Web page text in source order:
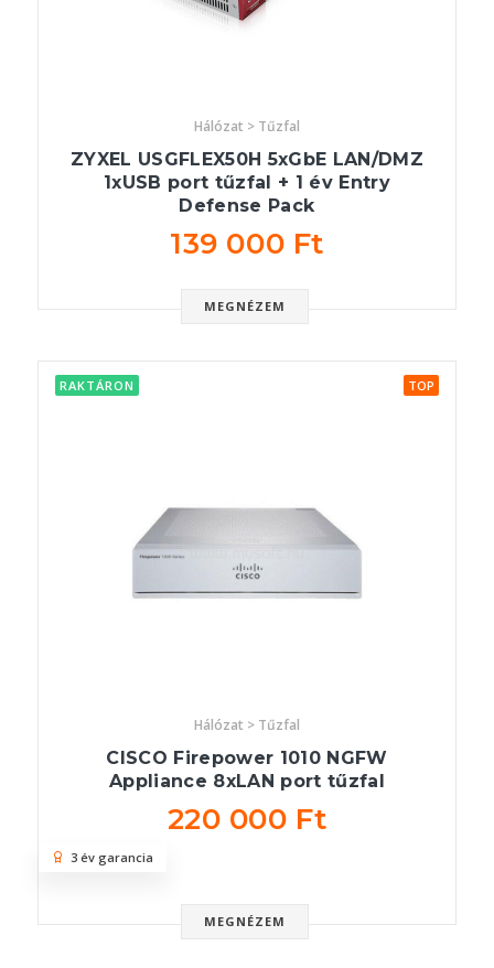
Hálózat > Tűzfal
ZYXEL USGFLEX50H 5xGbE LAN/DMZ
1xUSB port tűzfal + 1 év Entry
Defense Pack
139 000 Ft
MEGNÉZEM
RAKTÁRON TOP
Hálózat > Tűzfal
CISCO Firepower 1010 NGFW
Appliance 8xLAN port tűzfal
220 000 Ft
MEGNÉZEM
3 év garancia